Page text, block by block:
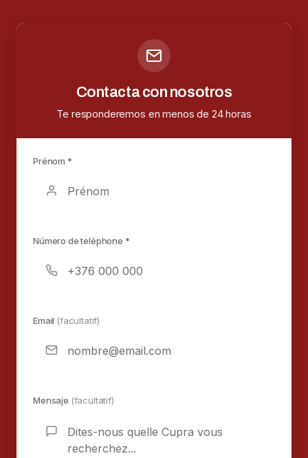
Contacta con nosotros
Te responderemos en menos de 24 horas
Prénom *
Número de teléphone *
Email (facultatif)
Mensaje (facultatif)